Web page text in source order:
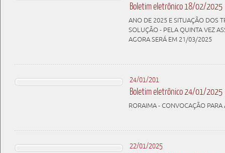
Boletim eletrônico 18/02/2025
ANO DE 2025 E SITUAÇÃO DOS
SOLUÇÃO - PELA QUINTA VEZ
AGORA SERÁ EM 21/03/2025
24/01/201
Boletim eletrônico 24/01/2025
RORAIMA - CONVOCAÇÃO PARA
22/01/2025